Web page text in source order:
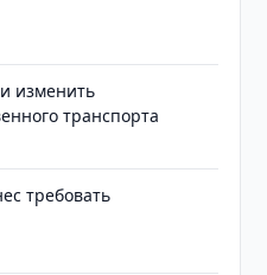
изменить
транспорта
требовать